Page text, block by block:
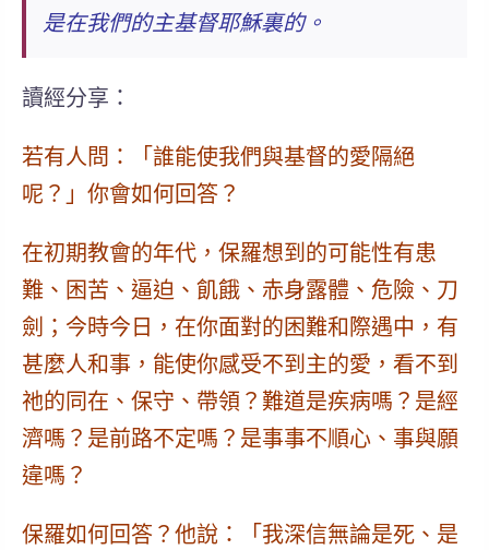
是在我們的主基督耶穌裏的。
讀經分享：
若有人問：「誰能使我們與基督的愛隔絕
呢？」你會如何回答？
在初期教會的年代，保羅想到的可能性有患
難、困苦、逼迫、飢餓、赤身露體、危險、刀
劍；今時今日，在你面對的困難和際遇中，有
甚麼人和事，能使你感受不到主的愛，看不到
祂的同在、保守、帶領？難道是疾病嗎？是經
濟嗎？是前路不定嗎？是事事不順心、事與願
違嗎？
保羅如何回答？他說：「我深信無論是死、是